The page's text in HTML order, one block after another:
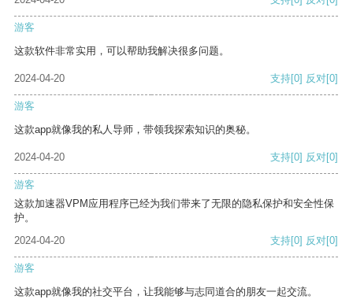
游客
这款软件非常实用，可以帮助我解决很多问题。
2024-04-20 支持[0] 反对[0]
游客
这款app就像我的私人导师，带领我探索知识的奥秘。
2024-04-20 支持[0] 反对[0]
游客
这款加速器VPM应用程序已经为我们带来了无限的隐私保护和安全性保
护。
2024-04-20
支持[0] 反对[0]
游客
这款app就像我的社交平台，让我能够与志同道合的朋友一起交流。